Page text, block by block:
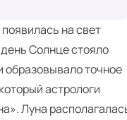
на свет
Солнце стояло
образовывало точное
астрологи
Луна